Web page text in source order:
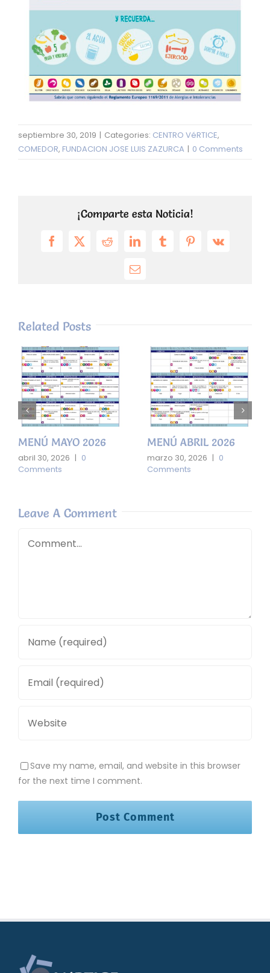
septiembre 30, 2019 | Categories: CENTRO VéRTICE,
COMEDOR, FUNDACION JOSE LUIS ZAZURCA | 0 Comments
¡Comparte esta Noticia!
Facebook
X RedditLinkedInTumblrPinterest
Vk
Email
Related Posts
MENÚ MAYO 2026
abril 30, 2026 | 0
Comments
MENÚ ABRIL 2026
marzo 30, 2026 | 0
Comments
Leave A Comment
Save my name, email, and website in this browser
for the next time I comment.